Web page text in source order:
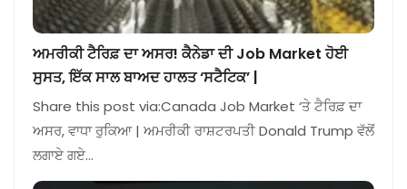
ਅਮਰੀਕੀ ਟੈਰਿਫ਼ ਦਾ ਅਸਰ! ਕੈਨੇਡਾ ਦੀ Job Market ਹੋਈ
ਸੁਸਤ, ਇੱਕ ਸਾਲ ਬਾਅਦ ਹਾਲਤ ‘ਸਟੈਟਿਕ’ |
Share this post via:Canada Job Market ‘ਤੇ ਟੈਰਿਫ਼ ਦਾ
ਅਸਰ, ਵਾਧਾ ਰੁਕਿਆ | ਅਮਰੀਕੀ ਰਾਸ਼ਟਰਪਤੀ Donald Trump ਵੱਲੋਂ
ਲਗਾਏ ਗਏ…